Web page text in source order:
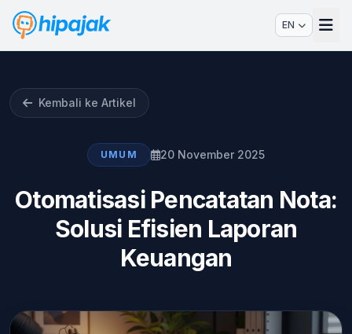
EN
Kembali ke Artikel
UMUM 20 November 2025
Otomatisasi Pencatatan Nota:
Solusi Efisien Laporan
Keuangan